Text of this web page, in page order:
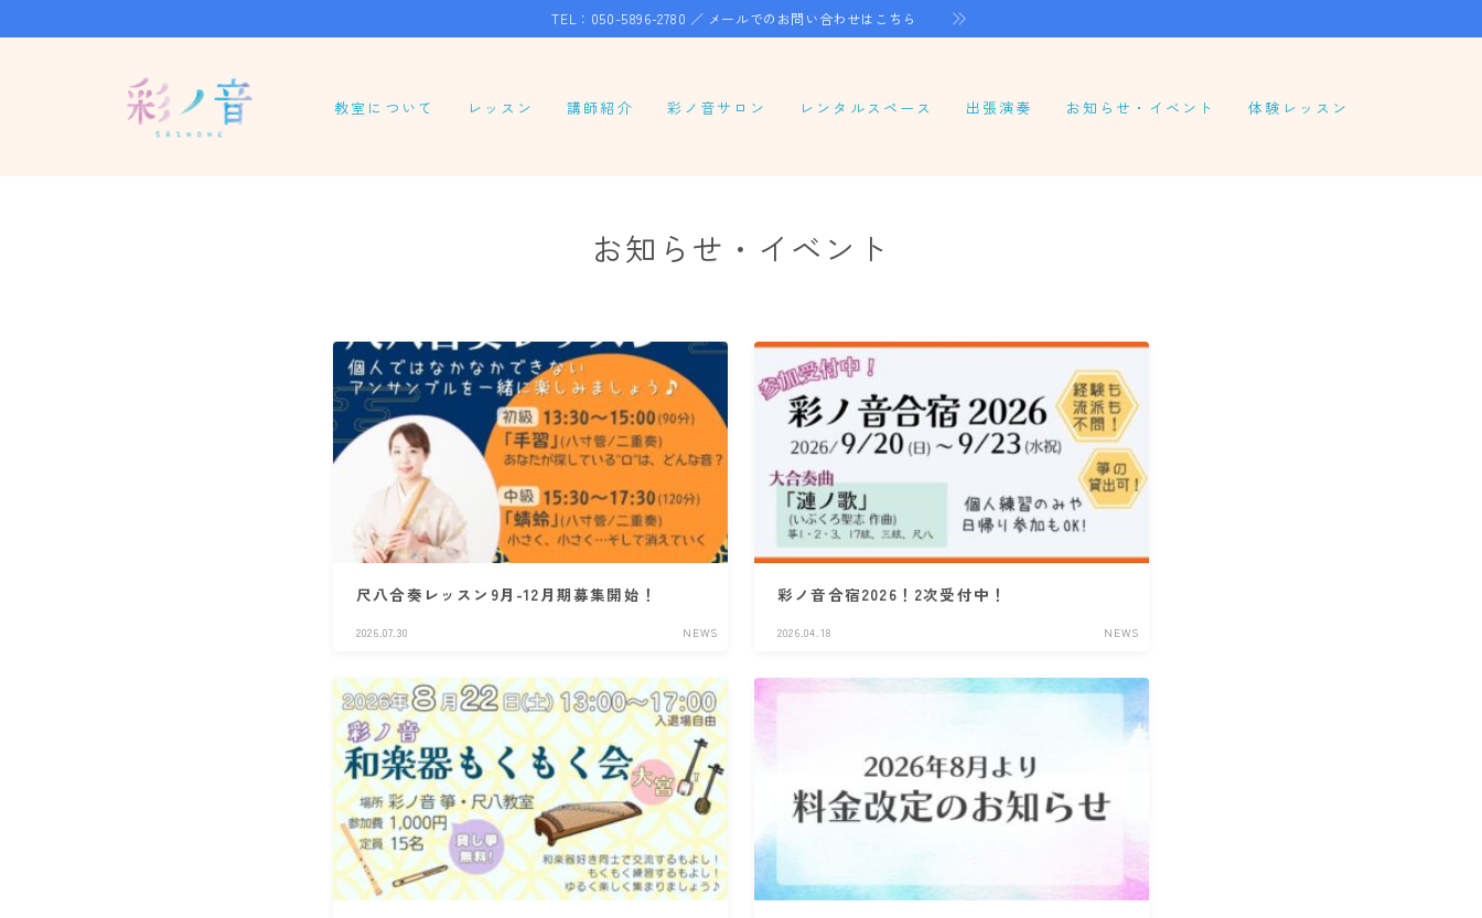
TEL：050-5896-2780 ／ メールでのお問い合わせはこちら
教室について レッスン
オンラインレッスン
龍笛レッスン
講師紹介 彩ノ音サロン レンタルスペース 出張演奏 お知らせ・イベント 体験レッスン
お知らせ・イベント
尺八合奏レッスン9月-12月期募集開始！
2026.07.30 NEWS
彩ノ音合宿2026！2次受付中！
2026.04.18 NEWS